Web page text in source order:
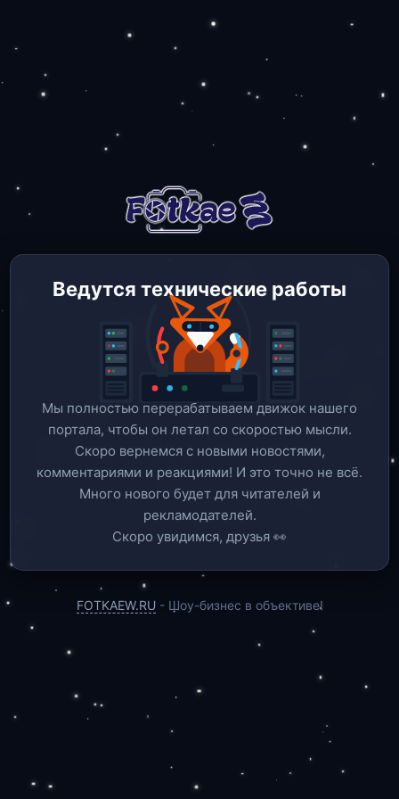
Ведутся технические работы
Мы полностью перерабатываем движок нашего
портала, чтобы он летал со скоростью мысли.
Скоро вернемся c новыми новостями,
комментариями и реакциями! И это точно не всё.
Много нового будет для читателей и
рекламодателей.
Скоро увидимся, друзья 👀
FOTKAEW.RU - Шоу-бизнес в объективе!